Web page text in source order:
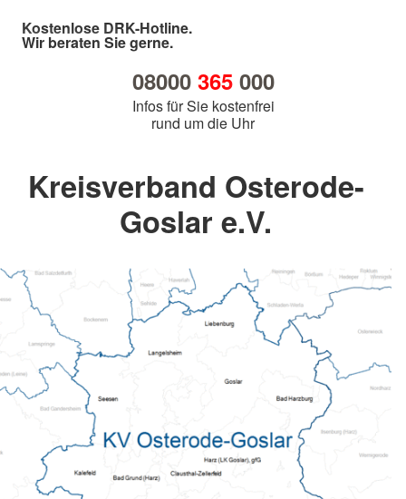
Kostenlose DRK-Hotline.
Wir beraten Sie gerne.
08000 365000
Infos für Sie kostenfrei
rund um die Uhr
Kreisverband Osterode-
Goslar e.V.